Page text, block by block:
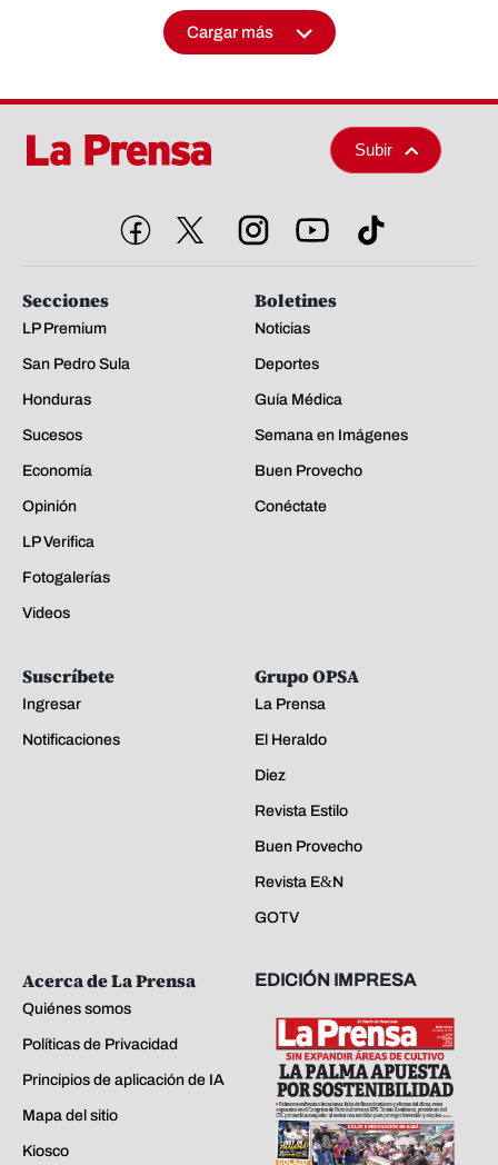
Cargar más
Subir
Secciones
LP Premium
San Pedro Sula
Honduras
Sucesos
Economía
Opinión
LP Verifica
Fotogalerías
Videos
Boletines
Noticias
Deportes
Guía Médica
Semana en Imágenes
Buen Provecho
Conéctate
Suscríbete
Ingresar
Notificaciones
Grupo OPSA
La Prensa
El Heraldo
Diez
Revista Estilo
Buen Provecho
Revista E&N
GOTV
Acerca de La Prensa
Quiénes somos
Políticas de Privacidad
Principios de aplicación de IA
Mapa del sitio
Kiosco
EDICIÓN IMPRESA